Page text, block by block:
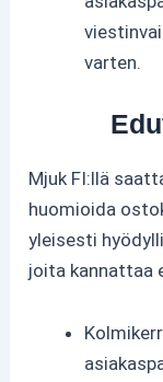
varten.
Mjuk FI:llä
huomioida
yleisesti
joita kannattaa